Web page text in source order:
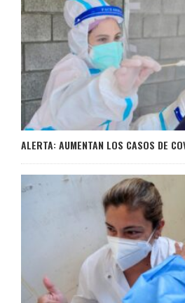
ALERTA: AUMENTAN LOS CASOS DE